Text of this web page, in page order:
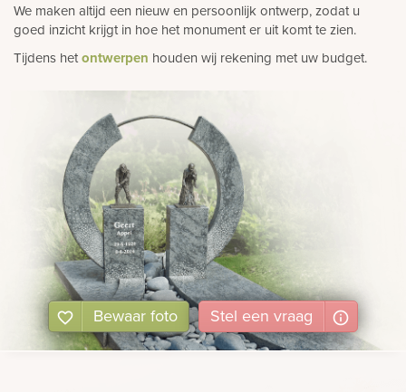
We maken altijd een nieuw en persoonlijk ontwerp, zodat u
goed inzicht krijgt in hoe het monument er uit komt te zien.
Tijdens hetontwerpen houden wij rekening met uw budget.
Bewaar foto Stel een vraag